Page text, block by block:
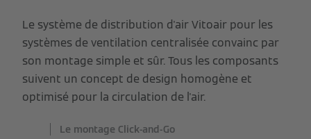
Le système de distribution d'air Vitoair pour les
systèmes de ventilation centralisée convainc par
son montage simple et sûr. Tous les composants
suivent un concept de design homogène et
optimisé pour la circulation de l'air.
Le montage Click-and-Go